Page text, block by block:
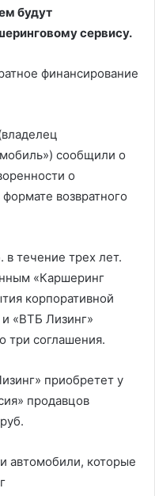
будут
сервису.
финансирование
сообщили о
о
возвратного
течение трех лет.
«Каршеринг
корпоративной
«ВТБ Лизинг»
три соглашения.
приобретет у
продавцов
автомобили, которые